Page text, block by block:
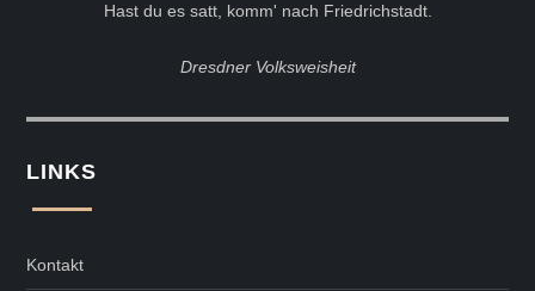
Hast du es satt, komm' nach Friedrichstadt.
Dresdner Volksweisheit
LINKS
Kontakt